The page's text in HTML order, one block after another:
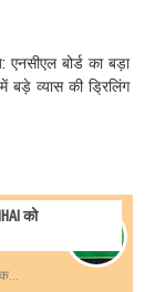
बोर्ड का बड़ा
बड़े व्यास की ड्रिलिंग
को